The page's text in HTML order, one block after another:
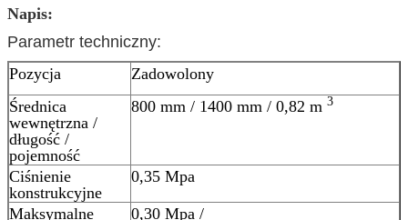
Napis:
Parametr techniczny:
Pozycja
Zadowolony
Średnica
wewnętrzna /
długość /
pojemność
800 mm / 1400 mm / 0,82 m 3
Ciśnienie
konstrukcyjne
0,35 Mpa
Maksymalne
0,30 Mpa /